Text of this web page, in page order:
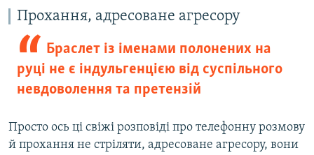
Прохання, адресоване агресору
Браслет із іменами полонених на
руці не є індульгенцією від суспільного
невдоволення та претензій
Просто ось ці свіжі розповіді про телефонну розмову
й прохання не стріляти, адресоване агресору, вони